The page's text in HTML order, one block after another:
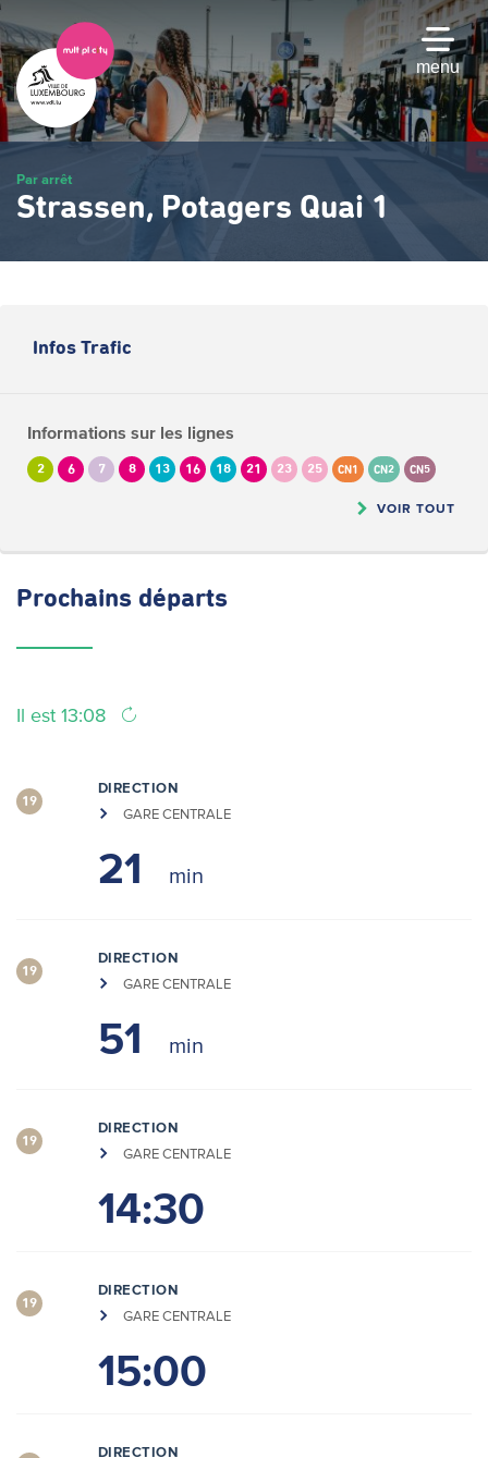
Passer
au
contenu
principal
menu
Par arrêt
Strassen, Potagers Quai 1
Infos Trafic
Informations sur les lignes
2 6 7 8 13 16 18 21 23 25 CN1 CN2 CN5
VOIR TOUT
Prochains départs
Il est 13:08
19
DIRECTION
GARE CENTRALE
21
19
DIRECTION
GARE CENTRALE
51
19
DIRECTION
GARE CENTRALE
14:30
19
DIRECTION
GARE CENTRALE
15:00
DIRECTION